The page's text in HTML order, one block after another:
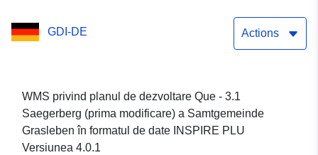
Samtgemeinde Grasleben
GDI-DE Actions
WMS privind planul de dezvoltare Que - 3.1
Saegerberg (prima modificare) a Samtgemeinde
Grasleben în formatul de date INSPIRE PLU
Versiunea 4.0.1